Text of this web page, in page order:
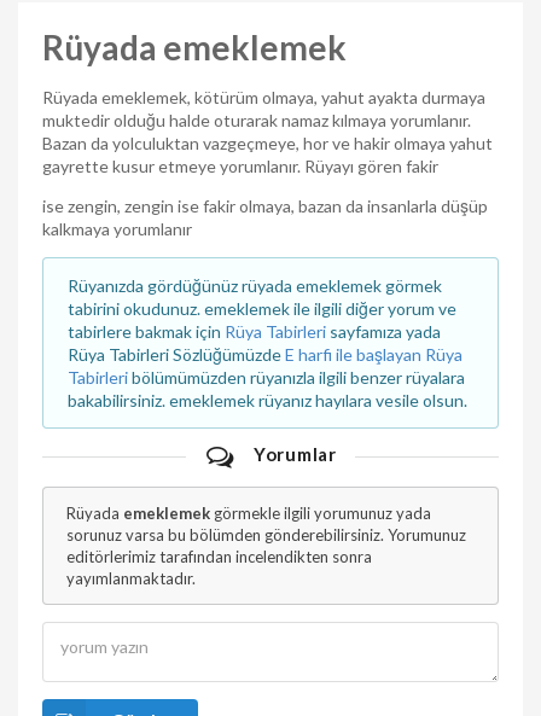
Rüyada emeklemek
Rüyada emeklemek, kötürüm olmaya, yahut ayakta durmaya
muktedir olduğu halde oturarak namaz kılmaya yorumlanır.
Bazan da yolculuktan vazgeçmeye, hor ve hakir olmaya yahut
gayrette kusur etmeye yorumlanır. Rüyayı gören fakir
ise zengin, zengin ise fakir olmaya, bazan da insanlarla düşüp
kalkmaya yorumlanır
Rüyanızda gördüğünüz rüyada emeklemek görmek
tabirini okudunuz. emeklemek ile ilgili diğer yorum ve
tabirlere bakmak için Rüya Tabirleri sayfamıza yada
Rüya Tabirleri SözlüğümüzdeE harfi ile başlayan Rüya
Tabirleribölümümüzden rüyanızla ilgili benzer rüyalara
bakabilirsiniz. emeklemek rüyanız hayılara vesile olsun.
Yorumlar
Rüyada emeklemekgörmekle ilgili yorumunuz yada
sorunuz varsa bu bölümden gönderebilirsiniz. Yorumunuz
editörlerimiz tarafından incelendikten sonra
yayımlanmaktadır.